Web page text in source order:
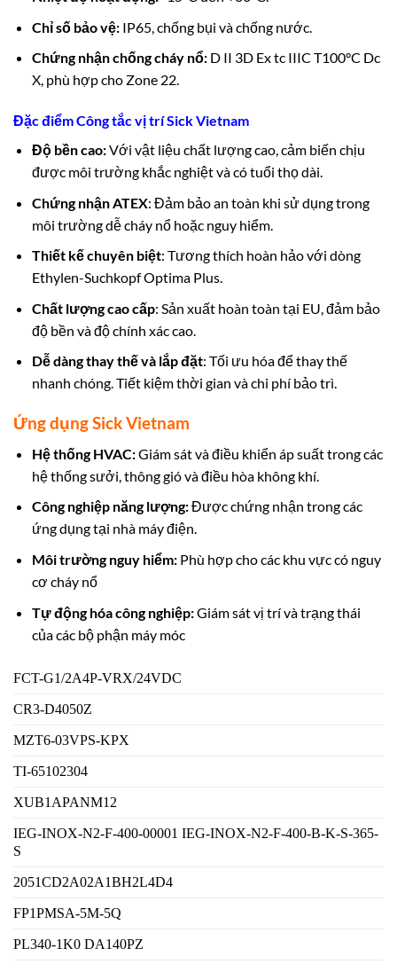
Chỉ số bảo vệ:IP65, chống bụi và chống nước.
Chứng nhận chống cháy nổ:D II 3D Ex tc IIIC T100°C Dc
X, phù hợp cho Zone 22.
Đặc điểm Công tắc vị trí Sick Vietnam
Độ bền cao:Với vật liệu chất lượng cao, cảm biến chịu
được môi trường khắc nghiệt và có tuổi thọ dài.
Chứng nhận ATEX: Đảm bảo an toàn khi sử dụng trong
môi trường dễ cháy nổ hoặc nguy hiểm.
Thiết kế chuyên biệt: Tương thích hoàn hảo với dòng
Ethylen-Suchkopf Optima Plus.
Chất lượng cao cấp: Sản xuất hoàn toàn tại EU, đảm bảo
độ bền và độ chính xác cao.
Dễ dàng thay thế và lắp đặt: Tối ưu hóa để thay thế
nhanh chóng. Tiết kiệm thời gian và chi phí bảo trì.
Ứng dụng Sick Vietnam
Hệ thống HVAC:Giám sát và điều khiển áp suất trong các
hệ thống sưởi, thông gió và điều hòa không khí.
Công nghiệp năng lượng:Được chứng nhận trong các
ứng dụng tại nhà máy điện.
Môi trường nguy hiểm:Phù hợp cho các khu vực có nguy
cơ cháy nổ
Tự động hóa công nghiệp:Giám sát vị trí và trạng thái
của các bộ phận máy móc
FCT-G1/2A4P-VRX/24VDC
CR3-D4050Z
MZT6-03VPS-KPX
TI-65102304
XUB1APANM12
IEG-INOX-N2-F-400-00001 IEG-INOX-N2-F-400-B-K-S-365-
S
2051CD2A02A1BH2L4D4
FP1PMSA-5M-5Q
PL340-1K0 DA140PZ